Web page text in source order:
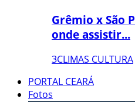
Grêmio x São
onde assistir...
3CLIMAS CULTURA
PORTAL CEARÁ
Fotos